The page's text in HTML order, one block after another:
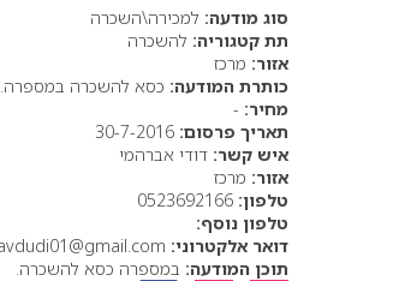
סוג מודעה: למכירה\השכרה
תת קטגוריה: להשכרה
אזור: מרכז
כותרת המודעה: כסא להשכרה במספרה.
מחיר: -
תאריך פרסום:
איש קשר: דודי אברהמי
אזור: מרכז
טלפון:
טלפון נוסף:
דואר אלקטרוני:
תוכן המודעה: במספרה כסא להשכרה.